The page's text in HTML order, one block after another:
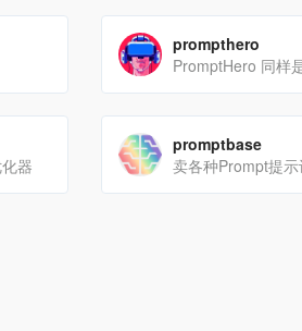
prompthero
器
promptbase